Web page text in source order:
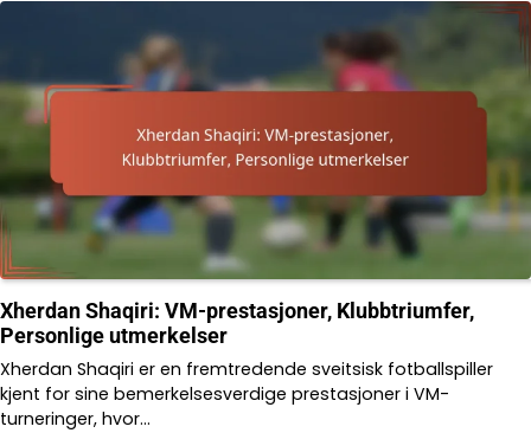
Xherdan Shaqiri: VM-prestasjoner, Klubbtriumfer,
Personlige utmerkelser
Xherdan Shaqiri er en fremtredende sveitsisk fotballspiller
kjent for sine bemerkelsesverdige prestasjoner i VM-
turneringer, hvor…